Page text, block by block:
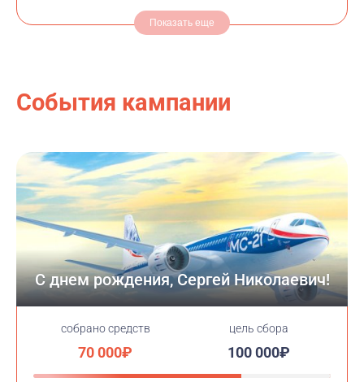
Показать еще
События кампании
С днем рождения, Сергей Николаевич!
cобрано средств
70 000₽
цель сбора
100 000₽